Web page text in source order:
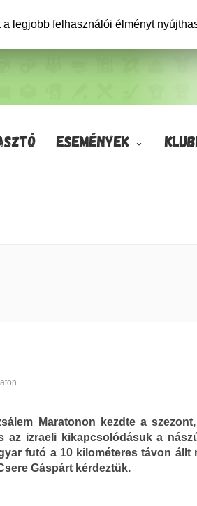
ESEMÉNYEK
Maratonon kezdte a
az izraeli kikapcsolódásuk a
futó a 10 kilométeres távon állt
Gáspárt kérdeztük.
legjobb felhasználói élményt